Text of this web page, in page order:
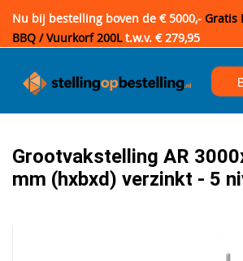
Nu bij bestelling boven de € 5000,- Gratis
BBQ / Vuurkorf 200Lt.w.v. € 279,95
Grootvakstelling AR
mm (hxbxd) verzinkt - 5